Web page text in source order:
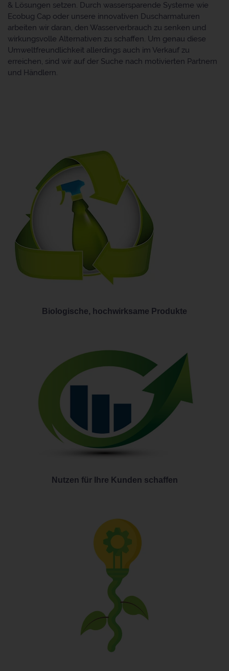
& Lösungen setzen. Durch wassersparende Systeme wie
Ecobug Cap oder unsere innovativen Duscharmaturen
arbeiten wir daran, den Wasserverbrauch zu senken und
wirkungsvolle Alternativen zu schaffen. Um genau diese
Umweltfreundlichkeit allerdings auch im Verkauf zu
erreichen, sind wir auf der Suche nach motivierten Partnern
und Händlern.
Biologische, hochwirksame Produkte
Nutzen für Ihre Kunden schaffen